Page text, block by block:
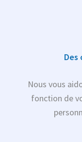
Des
Nous vous
fonction de